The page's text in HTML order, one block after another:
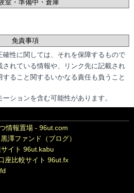
室・準備中・倉庫
免責事項
確性に関しては、それを保障するもので
されている情報や、リンク先に記載され
ること関するいかなる責任も負うこと
ションを含む可能性があります。
情報置場 - 96ut.com
澤ファンド（ブログ）
イト 96ut.kabu
座比較サイト 96ut.fx